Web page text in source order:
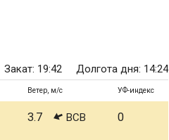
Закат: 19:42 Долгота дня: 14:24
Ветер, м/с УФ-индекс
3.7 ВСВ 0